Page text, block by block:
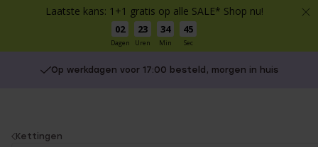
Laatste kans: 1+1 gratis op alle SALE* Shop nu!
02
Dagen
23
Uren
34
Min
45
Sec
Op werkdagen voor 17:00 besteld, morgen in huis
You
Kettingen